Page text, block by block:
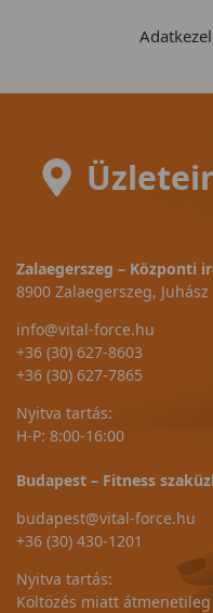
Zalaegerszeg – Központi
8900 Zalaegerszeg,
info@vital-force.hu
+36 (30) 627-8603
+36 (30) 627-7865
Nyitva tartás:
H-P: 8:00-16:00
Budapest – Fitness
budapest@vital-force.hu
+36 (30) 430-1201
Nyitva tartás:
Költözés miatt átmenetileg